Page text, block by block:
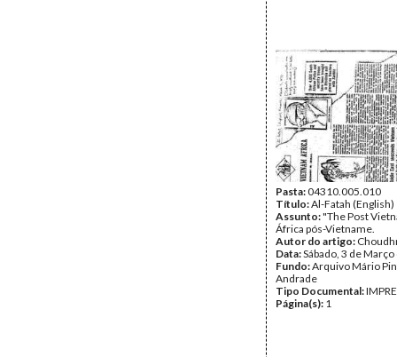
Pasta:04310.005.010
Título:Al-Fatah (English)
Assunto:"The Post
África pós-Vietname.
Autor do artigo:
Data:Sábado, 3 de
Fundo:Arquivo Mário
Andrade
Tipo Documental:
Página(s): 1